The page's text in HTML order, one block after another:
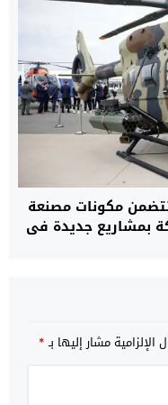
تتضمن مكونات مصنعة
بمشاريع جديدة في
الإلزامية مشار إليها بـ*